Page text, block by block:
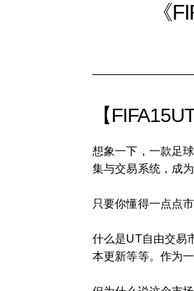
《
【
想象一下，一款足
集与交易系统，成
只要你懂得一点点
什么是UT自由交易
本更新等等。作为